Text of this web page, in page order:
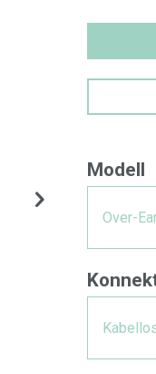
Modell
Over-